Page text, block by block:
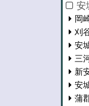
安
岡
刈
安
三
新
安
蒲